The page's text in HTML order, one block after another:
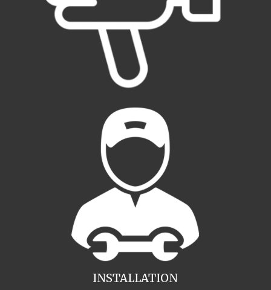
INSTALLATION